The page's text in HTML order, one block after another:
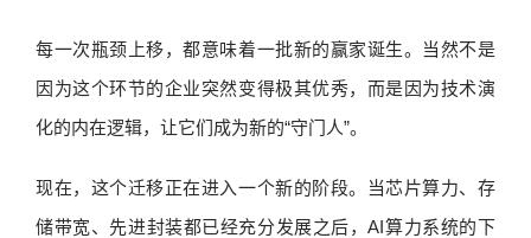
每一次瓶颈上移，都意味着一批新的赢家诞生。当然不是
因为这个环节的企业突然变得极其优秀，而是因为技术演
化的内在逻辑，让它们成为新的“守门人”。
现在，这个迁移正在进入一个新的阶段。当芯片算力、存
储带宽、先进封装都已经充分发展之后，AI算力系统的下